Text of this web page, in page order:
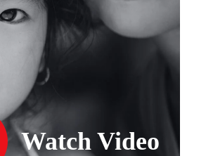
Watch Video